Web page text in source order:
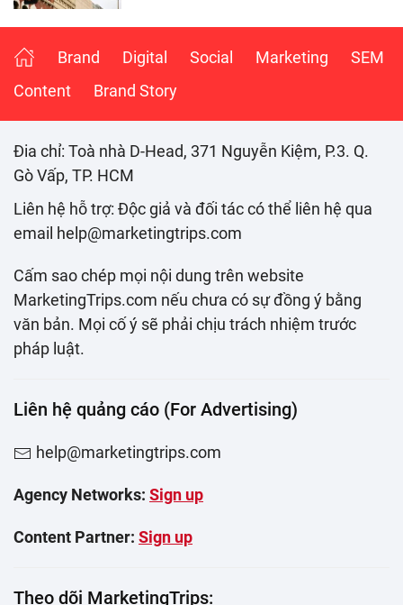
Brand Digital Social Marketing
SEM
Content
Brand Story
Đia chỉ: Toà nhà D-Head, 371 Nguyễn Kiệm, P.3. Q.
Gò Vấp, TP. HCM
Liên hệ hỗ trợ: Độc giả và đối tác có thể liên hệ qua
email help@marketingtrips.com
Cấm sao chép mọi nội dung trên website
MarketingTrips.com nếu chưa có sự đồng ý bằng
văn bản. Mọi cố ý sẽ phải chịu trách nhiệm trước
pháp luật.
Liên hệ quảng cáo (For Advertising)
help@marketingtrips.com
Agency Networks: Sign up
Content Partner: Sign up
Theo dõi MarketingTrips: